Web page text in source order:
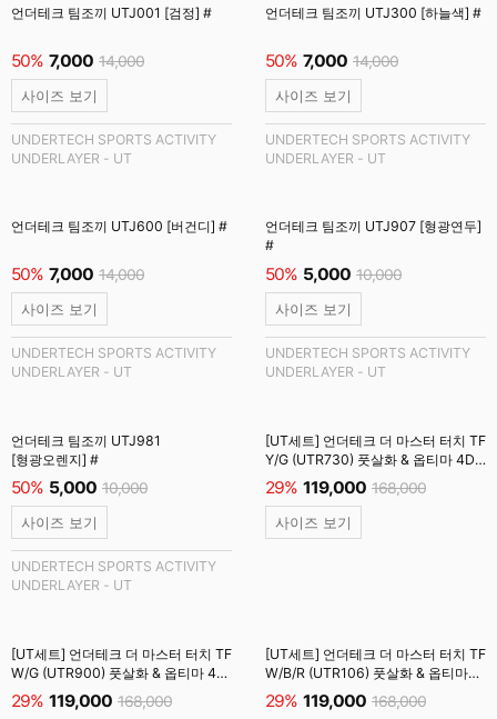
언더테크 팀조끼 UTJ001 [검정] #
50% 7,000 14,000
사이즈 보기
UNDERTECH SPORTS ACTIVITY
UNDERLAYER - UT
언더테크 팀조끼 UTJ300 [하늘색] #
50% 7,000 14,000
사이즈 보기
UNDERTECH SPORTS ACTIVITY
UNDERLAYER - UT
언더테크 팀조끼 UTJ600 [버건디] #
50% 7,000 14,000
사이즈 보기
UNDERTECH SPORTS ACTIVITY
UNDERLAYER - UT
언더테크 팀조끼 UTJ907 [형광연두]
#
50% 5,000 10,000
사이즈 보기
UNDERTECH SPORTS ACTIVITY
UNDERLAYER - UT
언더테크 팀조끼 UTJ981
[형광오렌지] #
50% 5,000 10,000
사이즈 보기
UNDERTECH SPORTS ACTIVITY
UNDERLAYER - UT
[UT세트] 언더테크 더 마스터 터치 TF
Y/G (UTR730) 풋살화 & 옵티마 4D
엘리트 인솔 (UTOS001) #
29% 119,000 168,000
사이즈 보기
[UT세트] 언더테크 더 마스터 터치 TF
W/G (UTR900) 풋살화 & 옵티마 4D
엘리트 인솔 (UTOS001) #
29% 119,000 168,000
[UT세트] 언더테크 더 마스터 터치 TF
W/B/R (UTR106) 풋살화 & 옵티마
4D 엘리트 인솔 (UTOS001) #
29% 119,000 168,000